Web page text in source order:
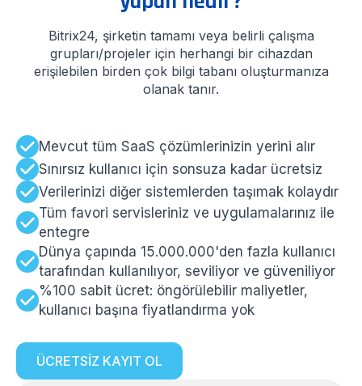
Bitrix24, şirketin tamamı veya belirli çalışma
grupları/projeler için herhangi bir cihazdan
erişilebilen birden çok bilgi tabanı oluşturmanıza
olanak tanır.
Mevcut tüm SaaS çözümlerinizin yerini alır
Sınırsız kullanıcı için sonsuza kadar ücretsiz
Verilerinizi diğer sistemlerden taşımak kolaydır
Tüm favori servisleriniz ve uygulamalarınız ile
entegre
Dünya çapında 15.000.000'den fazla kullanıcı
tarafından kullanılıyor, seviliyor ve güveniliyor
%100 sabit ücret: öngörülebilir maliyetler,
kullanıcı başına fiyatlandırma yok
ÜCRETSİZ KAYIT OL